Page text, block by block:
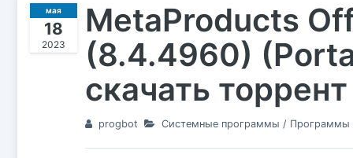
мая
18
2023
MetaProducts
(8.4.4960)
скачать торрент
progbot Системные программы / Программы